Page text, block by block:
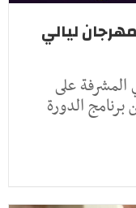
عن برنامج الدورة 22 لمهرجان ليالي
المشرفة على
صيف بوعوان الدورة 22 عن برنامج الدورة